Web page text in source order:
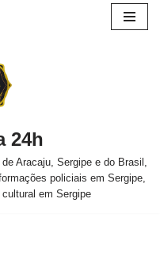
24h
Aracaju, Sergipe e do Brasil,
policiais em Sergipe,
em Sergipe